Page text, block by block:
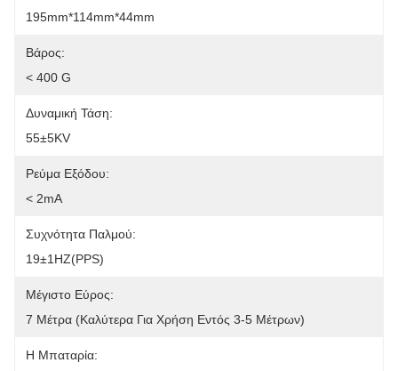
195mm*114mm*44mm
Βάρος:
< 400 G
Δυναμική Τάση:
55±5KV
Ρεύμα Εξόδου:
< 2mA
Συχνότητα Παλμού:
19±1HZ(PPS)
Μέγιστο Εύρος:
7 Μέτρα (καλύτερα Για Χρήση Εντός 3-5 Μέτρων)
Η Μπαταρία: